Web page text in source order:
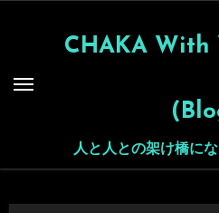
CHAKA With
人と人との架け橋に